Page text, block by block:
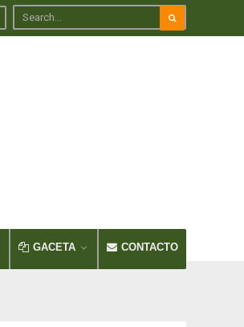
GACETA CONTACTO